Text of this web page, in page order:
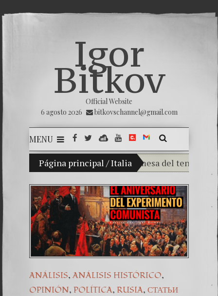
Igor
Bitkov
Official Website
6 agosto 2026
bitkovschannel@gmail.com
MENU
Página principal /Italia
hijo Vladimir Bitkov, una promesa del tenis
Rompiendo el
¿Cómo el banco
El Día de la Victoria
Una señal de
7. NUESTRA
ANÁLISIS, ANÁLISIS HISTÓRICO,
OPINIÓN, POLÍTICA, RUSIA, СТАТЬИ